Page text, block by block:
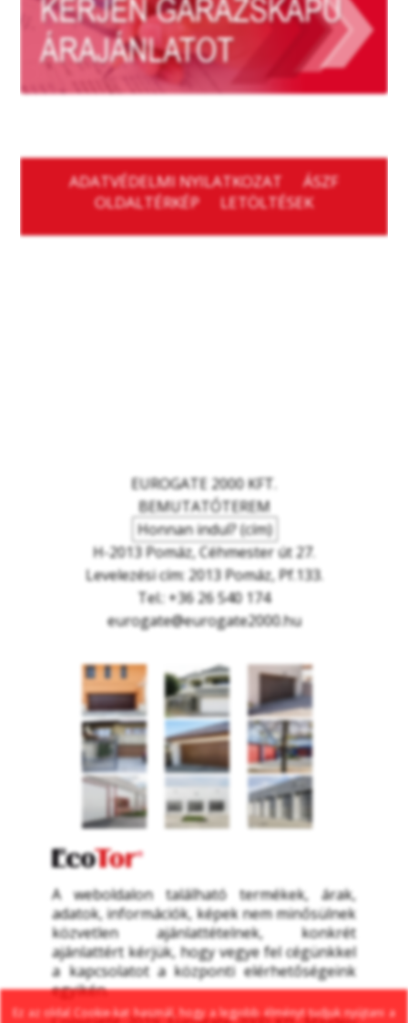
ADATVÉDELMI NYILATKOZAT
ÁSZF
OLDALTÉRKÉP
LETÖLTÉSEK
EUROGATE 2000 KFT.
BEMUTATÓTEREM
Honnan indul? (cím)
H-2013 Pomáz, Céhmester út 27.
Levelezési cím: 2013 Pomáz, Pf.133.
Tel.: +36 26 540 174
eurogate@eurogate2000.hu
A weboldalon található termékek, árak,
adatok, információk, képek nem minősülnek
közvetlen ajánlattételnek, konkrét
ajánlattért kérjük, hogy vegye fel cégünkkel
a kapcsolatot a központi elérhetőségeink
egyikén.
Ez az oldal Cookie-kat használ, hogy a legjobb élményt tudjuk nyújtani a